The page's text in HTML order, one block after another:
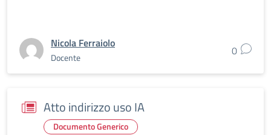
Nicola Ferraiolo
Docente 0
Atto indirizzo uso IA
Documento Generico